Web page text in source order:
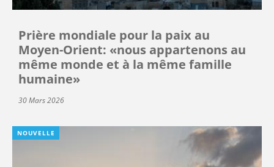
Prière mondiale pour la paix au
Moyen-Orient: «nous appartenons au
même monde et à la même famille
humaine»
30 Mars 2026
NOUVELLE